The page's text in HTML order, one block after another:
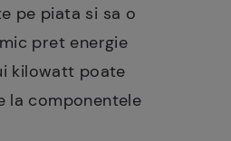
pe piata si sa o
pret energie
kilowatt poate
la componentele